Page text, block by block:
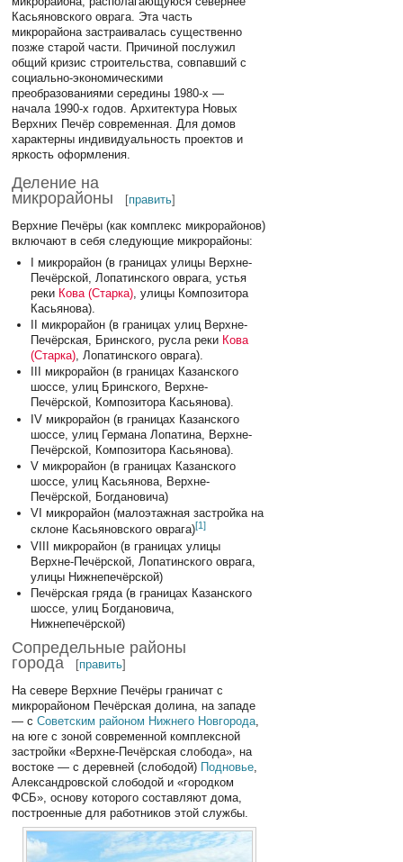
Касьяновского оврага. Эта часть
микрорайона застраивалась существенно
позже старой части. Причиной послужил
общий кризис строительства, совпавший с
социально-экономическими
преобразованиями середины 1980-х —
начала 1990-х годов. Архитектура Новых
Верхних Печёр современная. Для домов
характерны индивидуальность проектов и
яркость оформления.
Деление на
микрорайоны
[править]
Верхние Печёры (как комплекс микрорайонов)
включают в себя следующие микрорайоны:
I микрорайон (в границах улицы Верхне-
Печёрской, Лопатинского оврага, устья
реки Кова (Старка), улицы Композитора
Касьянова).
II микрорайон (в границах улиц Верхне-
Печёрская, Бринского, русла реки Кова
(Старка), Лопатинского оврага).
III микрорайон (в границах Казанского
шоссе, улиц Бринского, Верхне-
Печёрской, Композитора Касьянова).
IV микрорайон (в границах Казанского
шоссе, улиц Германа Лопатина, Верхне-
Печёрской, Композитора Касьянова).
V микрорайон (в границах Казанского
шоссе, улиц Касьянова, Верхне-
Печёрской, Богдановича)
VI микрорайон (малоэтажная застройка на
склоне Касьяновского оврага)[1]
VIII микрорайон (в границах улицы
Верхне-Печёрской, Лопатинского оврага,
улицы Нижнепечёрской)
Печёрская гряда (в границах Казанского
шоссе, улиц Богдановича,
Нижнепечёрской)
Сопредельные районы
города
[править]
На севере Верхние Печёры граничат с
микрорайоном Печёрская долина, на западе
— сСоветским районом Нижнего Новгорода,
на юге с зоной современной комплексной
застройки «Верхне-Печёрская слобода», на
востоке — с деревней (слободой) Подновье,
Александровской слободой и «городком
ФСБ», основу которого составляют дома,
построенные для работников этой службы.